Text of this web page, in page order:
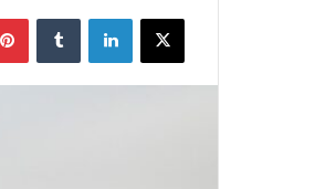
ل
ب
لينكدإن